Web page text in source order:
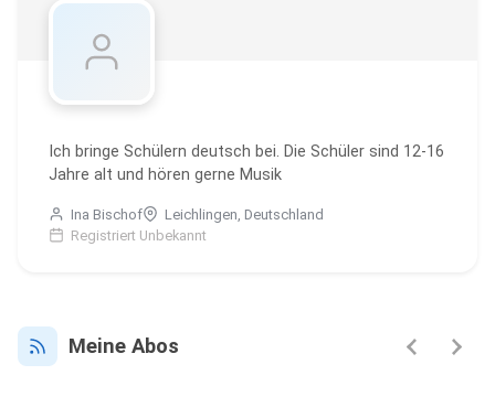
Ich bringe Schülern deutsch bei. Die Schüler sind 12-16
Jahre alt und hören gerne Musik
Ina Bischof
Leichlingen, Deutschland
Registriert Unbekannt
Meine Abos